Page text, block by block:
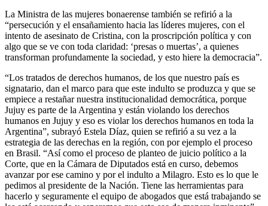
La Ministra de las mujeres bonaerense también se refirió a la
“persecución y el ensañamiento hacia las líderes mujeres, con el
intento de asesinato de Cristina, con la proscripción política y con
algo que se ve con toda claridad: ‘presas o muertas’, a quienes
transforman profundamente la sociedad, y esto hiere la democracia”.
“Los tratados de derechos humanos, de los que nuestro país es
signatario, dan el marco para que este indulto se produzca y que se
empiece a restañar nuestra institucionalidad democrática, porque
Jujuy es parte de la Argentina y están violando los derechos
humanos en Jujuy y eso es violar los derechos humanos en toda la
Argentina”, subrayó Estela Díaz, quien se refirió a su vez a la
estrategia de las derechas en la región, con por ejemplo el proceso
en Brasil. “Así como el proceso de planteo de juicio político a la
Corte, que en la Cámara de Diputados está en curso, debemos
avanzar por ese camino y por el indulto a Milagro. Esto es lo que le
pedimos al presidente de la Nación. Tiene las herramientas para
hacerlo y seguramente el equipo de abogados que está trabajando se